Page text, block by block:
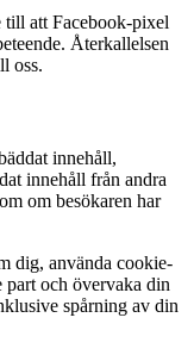
till att Facebook-pixel
Återkallelsen
oss.
innehåll,
innehåll från andra
om besökaren har
dig, använda cookie-
och övervaka din
spårning av din